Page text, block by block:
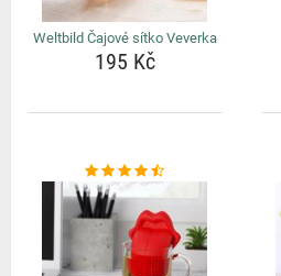
Weltbild Čajové sítko Veverka
195 Kč